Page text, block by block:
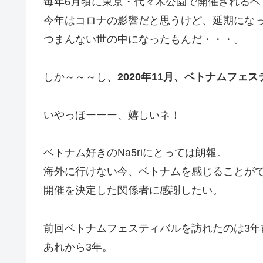
今年はコロナの影響だと思うけど、延期にな
つまんない世の中になったもんだ・・・。
しか～～～し、 2020年11月、ベトナムフェ
いやっほーーー、嬉しいネ！
ベトナム好きのNa5riにとっては朗報。
海外に行けない今、ベトナムを感じることが
開催を決定した関係者に感謝したい。
前回ベトナムフェスティバルを訪れたのは3
あれから3年。